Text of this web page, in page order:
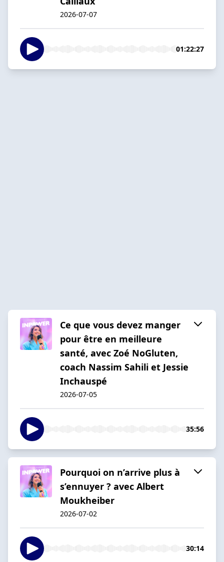
2026-07-07
01:22:27
Ce que vous devez manger
pour être en meilleure
santé, avec Zoé NoGluten,
coach Nassim Sahili et Jessie
Inchauspé
2026-07-05
35:56
Pourquoi on n’arrive plus à
s’ennuyer ? avec Albert
Moukheiber
2026-07-02
30:14